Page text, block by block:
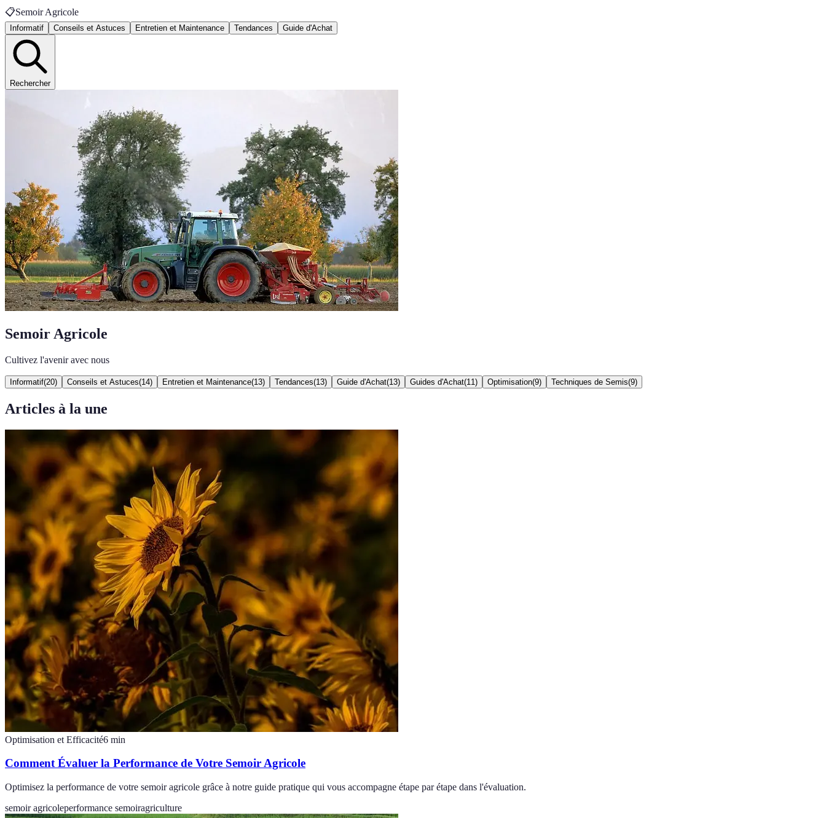
📋Semoir Agricole
Informatif Conseils et Astuces Entretien et Maintenance Tendances Guide d'Achat
Rechercher
Semoir Agricole
Cultivez l'avenir avec nous
Informatif(20) Conseils et Astuces(14) Entretien et Maintenance(13) Tendances(13) Guide d'Achat(13) Guides d'Achat(11 ) Optimisation(9) Techniques de Semis(9)
Articles à la une
Optimisation et Efficacité6 min
Comment Évaluer la Performance de Votre Semoir Agricole
Optimisez la performance de votre semoir agricole grâce à notre guide pratique qui vous accompagne étape par étape dans l'évaluation.
semoir agricoleperformance semoiragriculture